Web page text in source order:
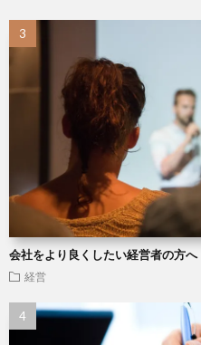
会社をより良くしたい経営者の方へ
経営